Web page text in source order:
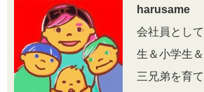
harusame
会社員とし
生＆小学生
三兄弟を育